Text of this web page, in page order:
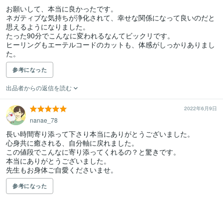
お願いして、本当に良かったです。
ネガティブな気持ちが浄化されて、幸せな関係になって良いのだと
思えるようになりました。
たった90分でこんなに変われるなんてビックリです。
ヒーリングもエーテルコードのカットも、体感がしっかりありまし
た。
参考になった
出品者からの返信を読む
2022年6月9日
nanae_78
長い時間寄り添って下さり本当にありがとうございました。
心身共に癒される、自分軸に戻れました。
この値段でこんなに寄り添ってくれるの？と驚きです。
本当にありがとうございました。
先生もお身体ご自愛くださいませ。
参考になった